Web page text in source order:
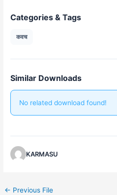
Categories & Tags
कवच
Similar Downloads
No related download found!
KARMASU
← Previous File